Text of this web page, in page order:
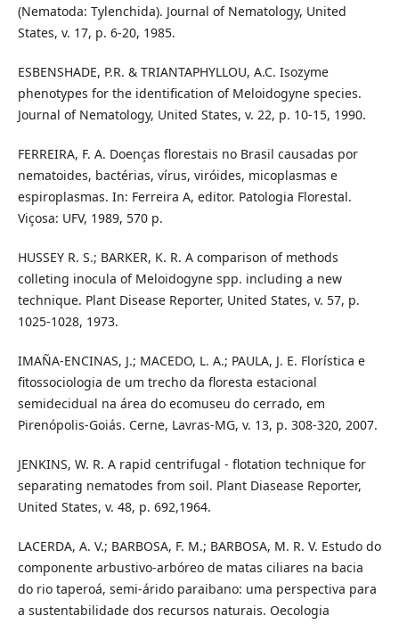
(Nematoda: Tylenchida). Journal of Nematology, United
States, v. 17, p. 6-20, 1985.
ESBENSHADE, P.R. & TRIANTAPHYLLOU, A.C. Isozyme
phenotypes for the identification of Meloidogyne species.
Journal of Nematology, United States, v. 22, p. 10-15, 1990.
FERREIRA, F. A. Doenças florestais no Brasil causadas por
nematoides, bactérias, vírus, viróides, micoplasmas e
espiroplasmas. In: Ferreira A, editor. Patologia Florestal.
Viçosa: UFV, 1989, 570 p.
HUSSEY R. S.; BARKER, K. R. A comparison of methods
colleting inocula of Meloidogyne spp. including a new
technique. Plant Disease Reporter, United States, v. 57, p.
1025-1028, 1973.
IMAÑA-ENCINAS, J.; MACEDO, L. A.; PAULA, J. E. Florística e
fitossociologia de um trecho da floresta estacional
semidecidual na área do ecomuseu do cerrado, em
Pirenópolis-Goiás. Cerne, Lavras-MG, v. 13, p. 308-320, 2007.
JENKINS, W. R. A rapid centrifugal - flotation technique for
separating nematodes from soil. Plant Diasease Reporter,
United States, v. 48, p. 692,1964.
LACERDA, A. V.; BARBOSA, F. M.; BARBOSA, M. R. V. Estudo do
componente arbustivo-arbóreo de matas ciliares na bacia
do rio taperoá, semi-árido paraibano: uma perspectiva para
a sustentabilidade dos recursos naturais. Oecologia